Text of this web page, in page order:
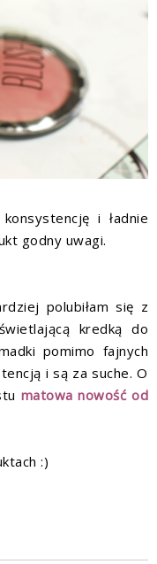
i ładnie
godny uwagi.
polubiłam się z
kredką do
pomimo fajnych
i są za suche. O
matowa nowość od
:)